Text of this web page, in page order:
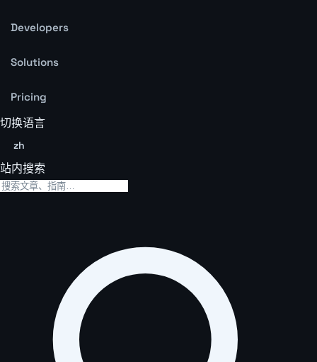
Developers
Solutions
Pricing
切换语言
zh
站内搜索